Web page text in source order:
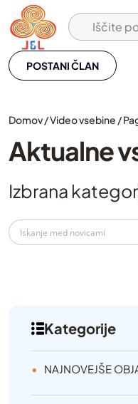
Skip
to
content
POSTANI ČLAN
Domov/Video vsebine /
Aktualne
Izbrana
Kategorije
NAJNOVEJŠE